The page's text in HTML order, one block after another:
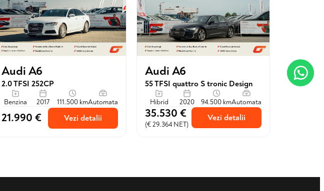
Audi A6
2.0 TFSI 252CP
Benzina 2017 111.500 kmAutomata
21.990 € Vezi detalii
Audi A6
55 TFSI quattro S tronic Design
Hibrid 2020 94.500 kmAutomata
35.530 €
(€ 29.364 NET)
Vezi detalii